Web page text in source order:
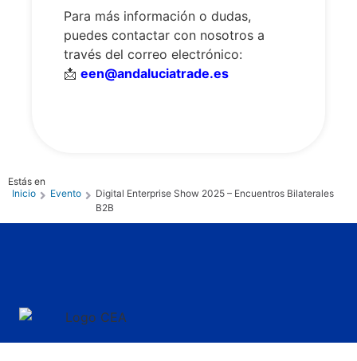
Para más información o dudas,
puedes contactar con nosotros a
través del correo electrónico:
📩een@andaluciatrade.es
Estás en
Inicio
Evento
Digital Enterprise Show 2025 – Encuentros Bilaterales
B2B